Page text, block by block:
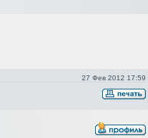
27 Фев 2012 17:59